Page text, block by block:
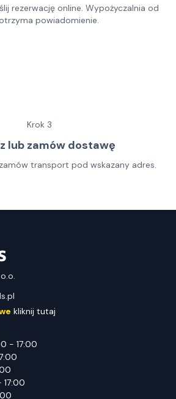
rezerwację online. Wypożyczalnia od
powiadomienie.
Krok 3
lub zamów dostawę
transport pod wskazany adres.
kliknij tutaj
- 17:00